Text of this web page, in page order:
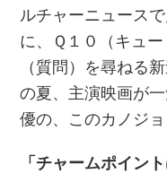
ルチャーニュース
に、Ｑ１０（キュ
（質問）を尋ねる
の夏、主演映画が
優の、このカノジョ
「チャームポイン